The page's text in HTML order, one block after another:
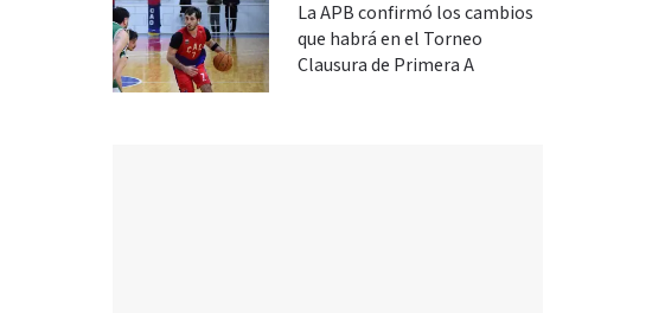
La APB confirmó los cambios
que habrá en el Torneo
Clausura de Primera A